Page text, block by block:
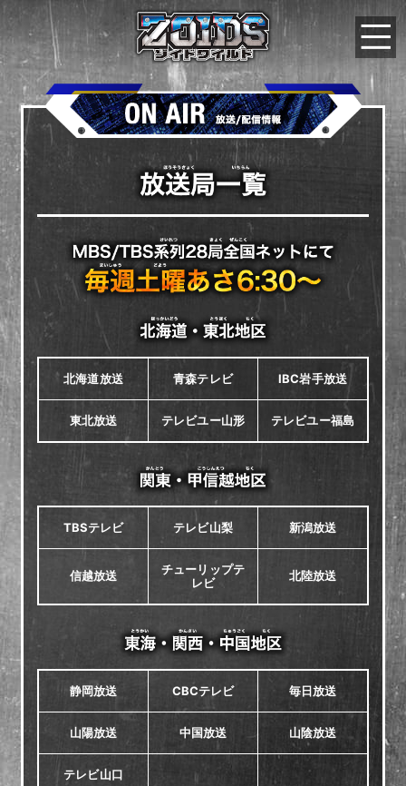
北海道放送 青森テレビ IBC岩手放送
東北放送 テレビユー山形 テレビユー福島
TBSテレビ テレビ山梨 新潟放送
信越放送
チューリップテ
レビ
北陸放送
静岡放送 CBCテレビ 毎日放送
山陽放送 中国放送 山陰放送
テレビ山口